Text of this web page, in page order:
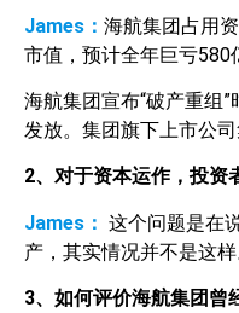
James： 海航集团占用
市值，预计全年巨亏580
海航集团宣布“破产重组
发放。集团旗下上市公司
2、对于资本运作，投资
James： 这个问题是在
产，其实情况并不是这样
3、如何评价海航集团曾